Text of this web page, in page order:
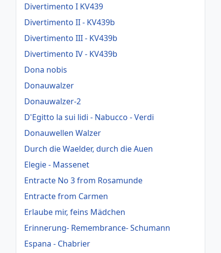
Divertimento I KV439
Divertimento II - KV439b
Divertimento III - KV439b
Divertimento IV - KV439b
Dona nobis
Donauwalzer
Donauwalzer-2
D'Egitto la sui lidi - Nabucco - Verdi
Donauwellen Walzer
Durch die Waelder, durch die Auen
Elegie - Massenet
Entracte No 3 from Rosamunde
Entracte from Carmen
Erlaube mir, feins Mädchen
Erinnerung- Remembrance- Schumann
Espana - Chabrier